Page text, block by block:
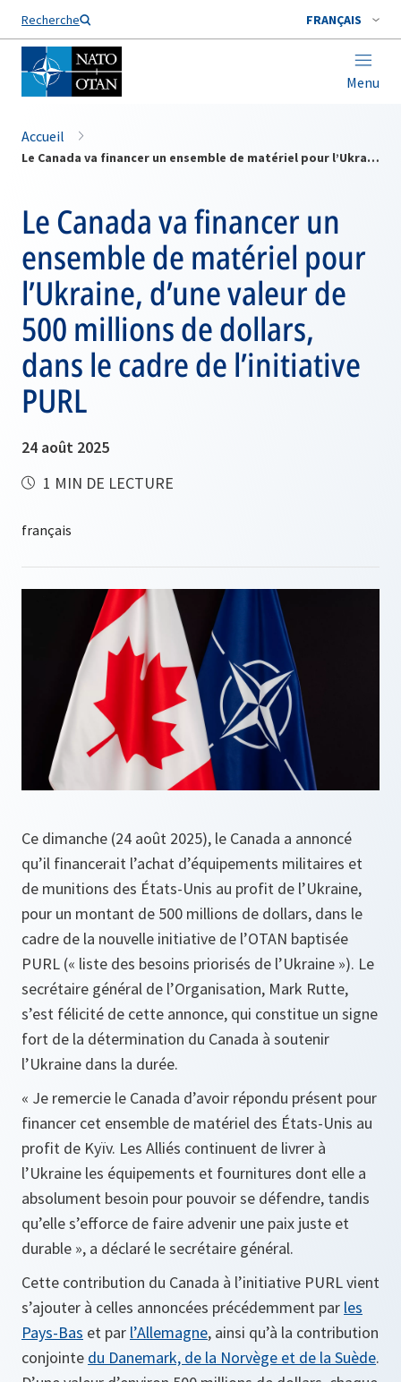
Recherche FRANÇAIS
Menu
Nom de famille*
Accueil
Le Canada va financer un ensemble de matériel pour l’Ukraine, d’une valeur de 500 millions de dollars, dans le cadre de l’initiative PURL
Le Canada va financer un
ensemble de matériel pour
l’Ukraine, d’une valeur de
500 millions de dollars,
dans le cadre de l’initiative
PURL
24 août 2025
1 MIN DE LECTURE
Ce dimanche (24 août 2025), le Canada a annoncé
qu’il financerait l’achat d’équipements militaires et
de munitions des États-Unis au profit de l’Ukraine,
pour un montant de 500 millions de dollars, dans le
cadre de la nouvelle initiative de l’OTAN baptisée
PURL (« liste des besoins priorisés de l’Ukraine »). Le
secrétaire général de l’Organisation, Mark Rutte,
s’est félicité de cette annonce, qui constitue un signe
fort de la détermination du Canada à soutenir
l’Ukraine dans la durée.
« Je remercie le Canada d’avoir répondu présent pour
financer cet ensemble de matériel des États-Unis au
profit de Kyïv. Les Alliés continuent de livrer à
l’Ukraine les équipements et fournitures dont elle a
absolument besoin pour pouvoir se défendre, tandis
qu’elle s’efforce de faire advenir une paix juste et
durable », a déclaré le secrétaire général.
Cette contribution du Canada à l’initiative PURL vient
s’ajouter à celles annoncées précédemment par les
Pays-Bas et par l’Allemagne, ainsi qu’à la contribution
conjointe du Danemark, de la Norvège et de la Suède.